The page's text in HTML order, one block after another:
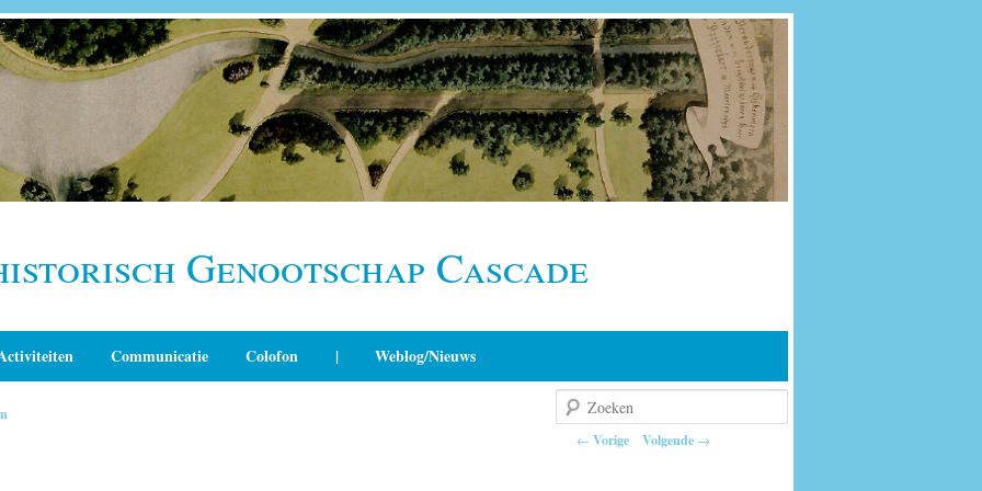
Genootschap Cascade
Communicatie Colofon | Weblog/Nieuws
Berichtnavigatie
← Vorige Volgende →